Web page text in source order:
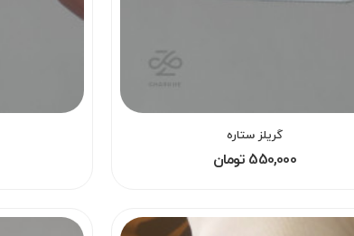
گریلز ستاره
550,000 تومان